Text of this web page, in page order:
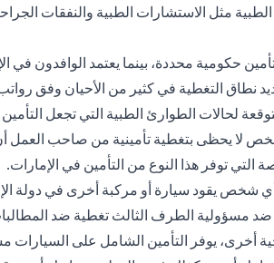
مثل الاستشارات الطبية والنفقات الجراحية
تأمين حكومية محددة، بينما يعتمد الوافدون
نطاق التغطية في كثير من الأحيان وفق
لحالات الطوارئ الطبية التي تجعل
شخص لا يحظى بتغطية تأمينية من صاحب
التي توفر هذا النوع من التأمين في الإمارات.
شخص يقود سيارة أو مركبة أخرى في دولة
ضد مسؤولية الطرف الثالث تغطية ضد
أخرى، يوفر التأمين الشامل على